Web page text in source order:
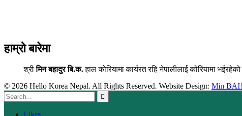
हाम्रो बारेमा
श्रीमिन बहादुर बि.क.हाल कोरियामा कार्यरत रहि नेपालीलाई कोरियामा
© 2026 Hello Korea Nepal. All Rights Reserved. Website Design: Min
Likes